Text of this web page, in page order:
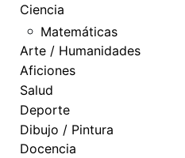
Ciencia
Matemáticas
Arte / Humanidades
Aficiones
Salud
Deporte
Dibujo / Pintura
Docencia